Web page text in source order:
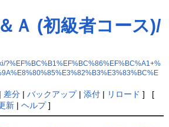
Ａ (初級者コース)/
?%EF%BC%B1%EF%BC%86%EF%BC%A1+%
差分| バックアップ| 添付| リロード ] [
新| ヘルプ]